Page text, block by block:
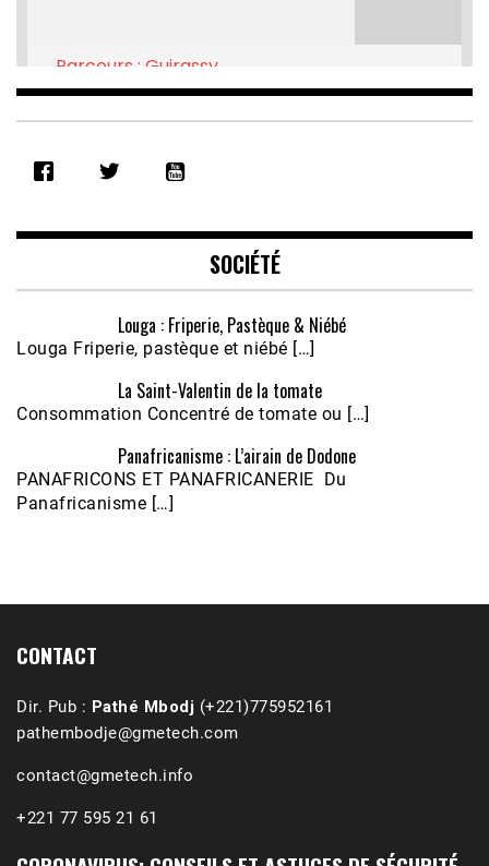
RSS FEED
EMBED
Parcours : Guirassy
Feb 16, 2021 • 28:08
Écoutez le parcours de Claudiane Kapia
Nobana (Podologue)
Feb 24, 2021 • 28mn
SOCIÉTÉ
Louga : Friperie, Pastèque & Niébé
Louga Friperie, pastèque et niébé […]
La Saint-Valentin de la tomate
Consommation Concentré de tomate ou […]
Panafricanisme : L’airain de Dodone
PANAFRICONS ET PANAFRICANERIE Du
Panafricanisme […]
CONTACT
Dir. Pub : Pathé Mbodj (+221)775952161
pathembodje@gmetech.com
contact@gmetech.info
+221 77 595 21 61